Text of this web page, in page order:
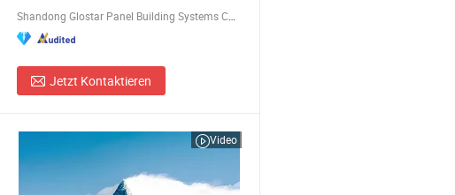
Jetzt Kontaktieren
Video